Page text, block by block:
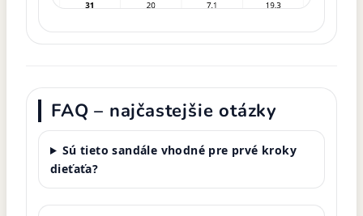
FAQ – najčastejšie otázky
Sú tieto sandále vhodné pre prvé kroky
dieťaťa?